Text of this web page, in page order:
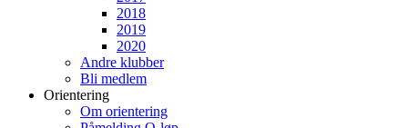
2018
2019
2020
Andre klubber
Bli medlem
Orientering
Om orientering